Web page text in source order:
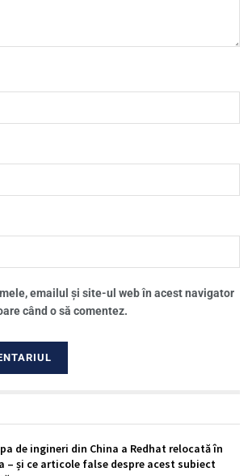
emailul și site-ul web în acest navigator
când o să comentez.
de ingineri din China a Redhat relocată în
– și ce articole false despre acest subiect